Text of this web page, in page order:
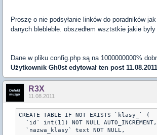
Proszę o nie podsyłanie linków do poradników
danych blebleble. obszedłem wsztstkie jakie
Dane w pliku config.php są na 1000000000%
Użytkownik Gh0stedytował ten post
R3X
11.08.2011
CREATE TABLE IF NOT EXISTS `klasy_` (
  `id` int(11) NOT NULL AUTO_INCREMENT,
  `nazwa_klasy` text NOT NULL,